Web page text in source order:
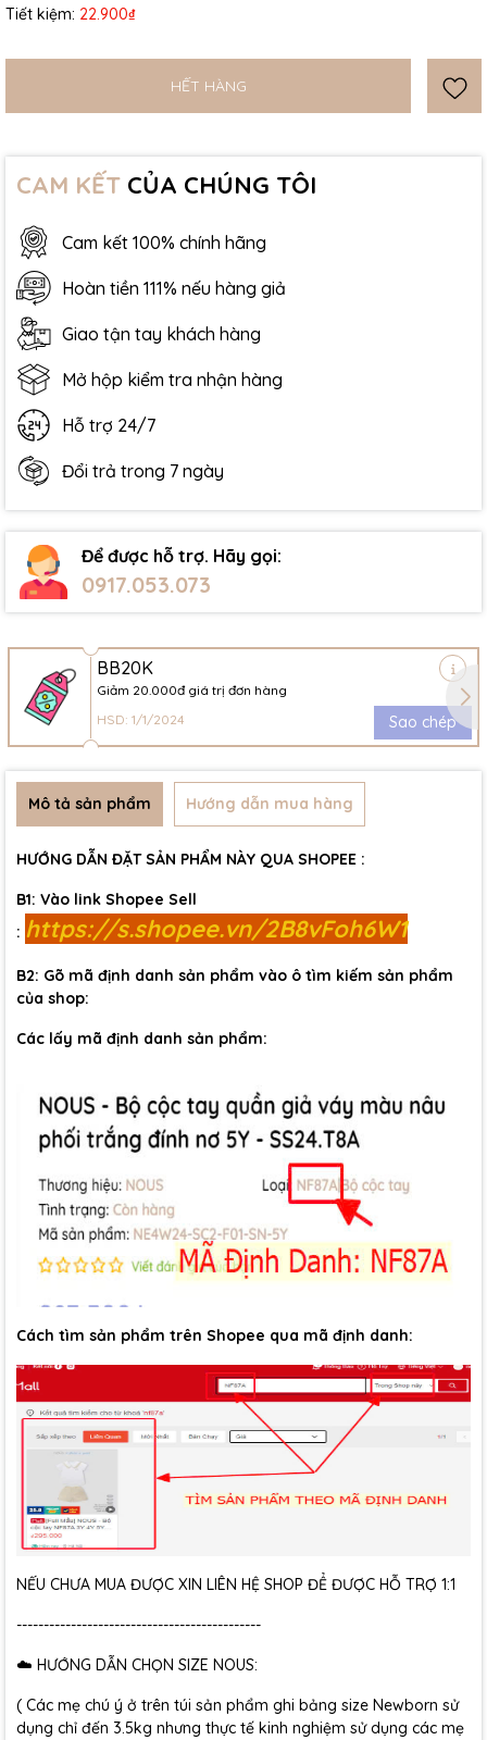
Tiết kiệm: 22.900₫
HẾT HÀNG
CAM KẾT CỦA CHÚNG TÔI
Cam kết 100% chính hãng
Hoàn tiền 111% nếu hàng giả
Giao tận tay khách hàng
Mở hộp kiểm tra nhận hàng
Hỗ trợ 24/7
Đổi trả trong 7 ngày
Để được hỗ trợ. Hãy gọi:
0917.053.073
BB20K
Giảm 20.000đ giá trị đơn hàng
HSD: 1/1/2024
Sao chép
Mô tả sản phẩm Hướng dẫn mua hàng
HƯỚNG DẪN ĐẶT SẢN PHẨM NÀY QUA SHOPEE :
B1: Vào link Shopee Sell
: https://s.shopee.vn/2B8vFoh6W1
B2: Gõ mã định danh sản phẩm vào ô tìm kiếm sản phẩm
của shop:
Các lấy mã định danh sản phẩm:
Cách tìm sản phẩm trên Shopee qua mã định danh:
NẾU CHƯA MUA ĐƯỢC XIN LIÊN HỆ SHOP ĐỂ ĐƯỢC HỖ TRỢ 1:1
---------------------------------------------
☁️ HƯỚNG DẪN CHỌN SIZE NOUS:
( Các mẹ chú ý ở trên túi sản phẩm ghi bảng size Newborn sử
dụng chỉ đến 3.5kg nhưng thực tế kinh nghiệm sử dụng các mẹ